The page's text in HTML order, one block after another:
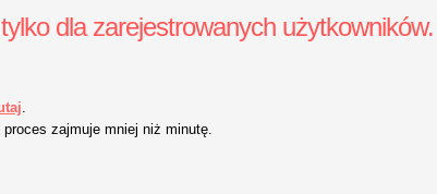
dla zarejestrowanych użytkowników.
.
proces zajmuje mniej niż minutę.